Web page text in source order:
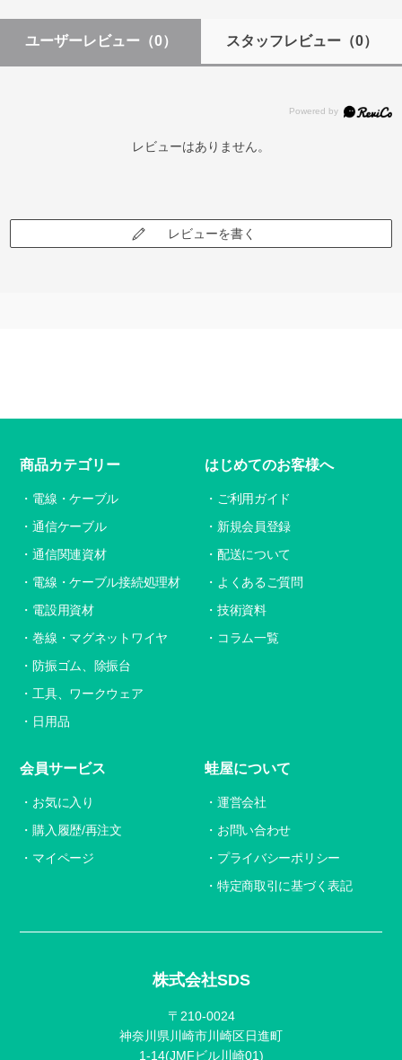
ユーザーレビュー （0） スタッフレビュー（0）
レビューはありません。
レビューを書く
株式会社SDS
〒210-0024
神奈川県川崎市川崎区日進町
1-14(JMFビル川崎01)
商品カテゴリー
電線・ケーブル
通信ケーブル
通信関連資材
電線・ケーブル接続処理材
電設用資材
巻線・マグネットワイヤ
防振ゴム、除振台
工具、ワークウェア
日用品
はじめてのお客様へ
ご利用ガイド
新規会員登録
配送について
よくあるご質問
技術資料
コラム一覧
会員サービス
お気に入り
購入履歴/再注文
マイページ
蛙屋について
運営会社
お問い合わせ
プライバシーポリシー
特定商取引に基づく表記